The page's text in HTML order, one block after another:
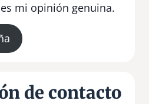
mi opinión genuina.
de contacto